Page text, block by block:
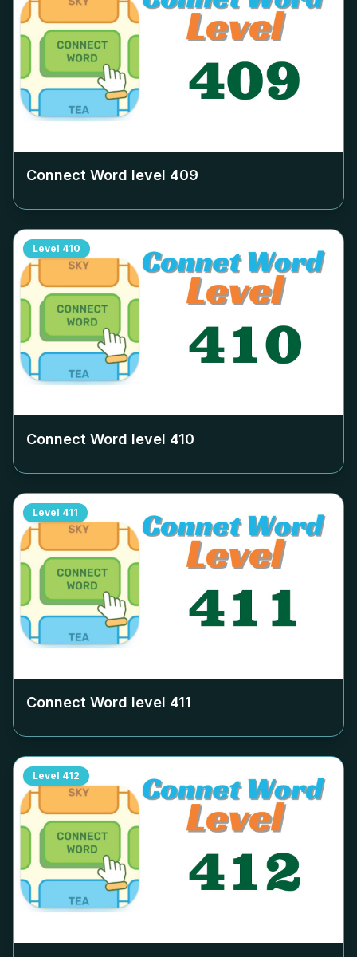
Connect Word level 409
Level 410
Connect Word level 410
Level 411
Connect Word level 411
Level 412